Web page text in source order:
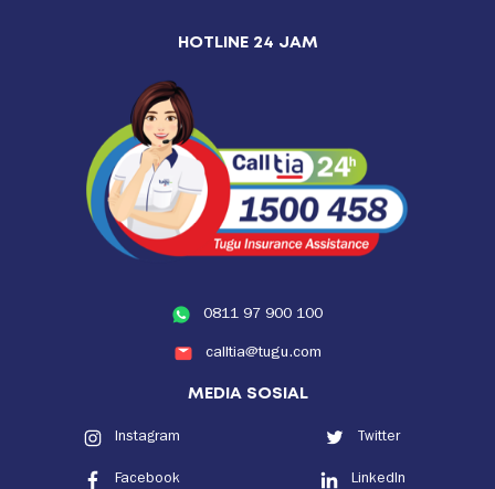
HOTLINE 24 JAM
0811 97 900 100
calltia@tugu.com
MEDIA SOSIAL
Instagram Twitter
Facebook LinkedIn